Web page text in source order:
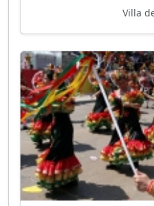
Villa